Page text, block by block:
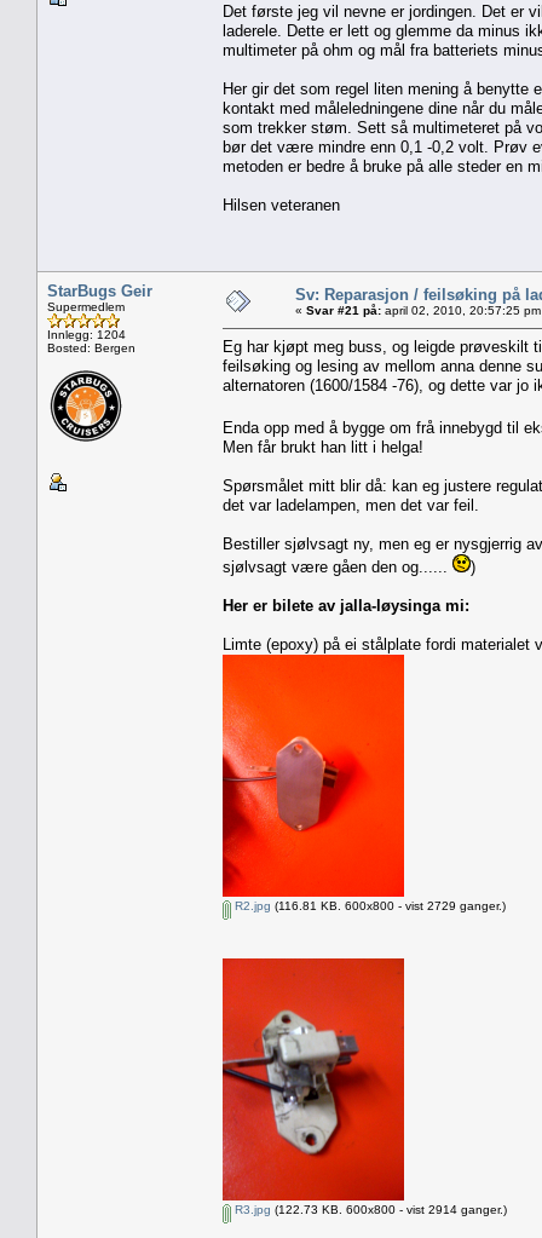
Det første jeg vil nevne er jordingen. Det er
laderele. Dette er lett og glemme da minus
multimeter på ohm og mål fra batteriets
Her gir det som regel liten mening å benytte
kontakt med måleledningene dine når du
som trekker støm. Sett så multimeteret på
bør det være mindre enn 0,1 -0,2 volt. Prøv
metoden er bedre å bruke på alle steder en
Hilsen veteranen
StarBugs Geir
Supermedlem
Innlegg: 1204
Bosted: Bergen
Sv: Reparasjon / feilsøking på
« Svar #21 på: april 02, 2010, 20:57:25
Eg har kjøpt meg buss, og leigde prøveskilt
feilsøking og lesing av mellom anna denne
alternatoren (1600/1584 -76), og dette var
Enda opp med å bygge om frå innebygd til
Men får brukt han litt i helga!
Spørsmålet mitt blir då: kan eg justere
det var ladelampen, men det var feil.
Bestiller sjølvsagt ny, men eg er nysgjerrig
sjølvsagt være gåen den og......
)
Her er bilete av jalla-løysinga mi:
Limte (epoxy) på ei stålplate fordi materialet
R2.jpg (116.81 KB. 600x800 - vist 2729 ganger.)
R3.jpg (122.73 KB. 600x800 - vist 2914 ganger.)